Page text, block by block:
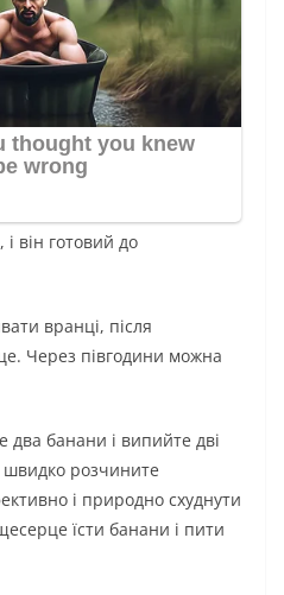
і він готовий до
вранці, після
Через півгодини можна
два банани і випийте дві
швидко розчините
і природно схуднути
їсти банани і пити